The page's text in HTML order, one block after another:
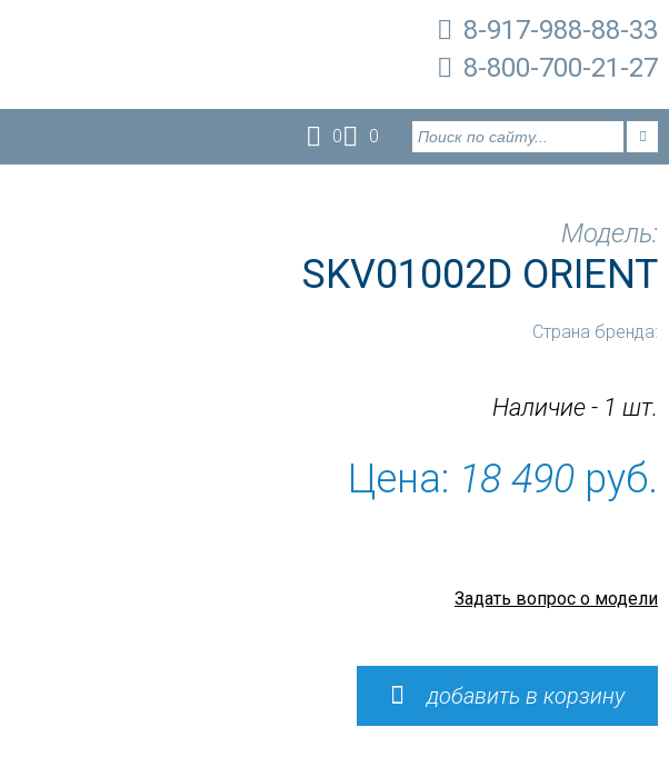
8-917-988-88-33
8-800-700-21-27
0 0
Модель:
SKV01002D ORIENT
Страна бренда:
Наличие - 1 шт.
Цена: 18 490руб.
Задать вопрос о модели
добавить в корзину